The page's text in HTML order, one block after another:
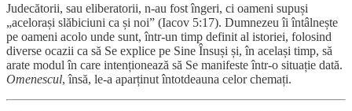
Judecătorii, sau eliberatorii, n-au fost îngeri, ci oameni supuși
„acelorași slăbiciuni ca și noi” (Iacov 5:17). Dumnezeu îi întâlnește
pe oameni acolo unde sunt, într-un timp definit al istoriei, folosind
diverse ocazii ca să Se explice pe Sine Însuși și, în același timp, să
arate modul în care intenționează să Se manifeste într-o situație dată.
Omenescul, însă, le-a aparținut întotdeauna celor chemați.